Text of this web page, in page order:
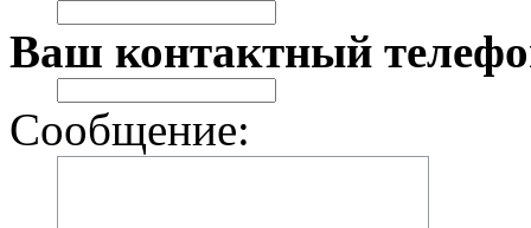
Ваш контактный
Сообщение: